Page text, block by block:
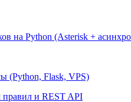
на Python (Asterisk +
(Python, Flask, VPS)
правил и REST API